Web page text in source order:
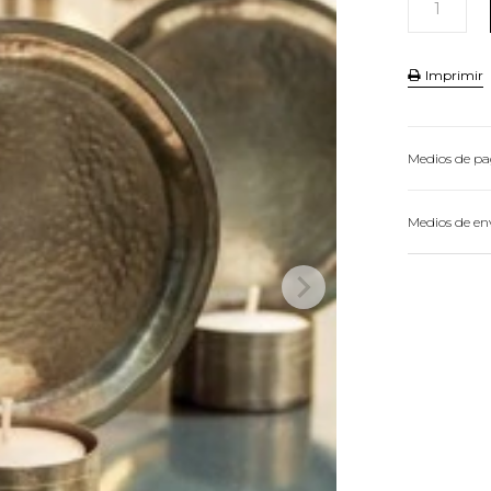

Imprimir
Medios de
Medios de